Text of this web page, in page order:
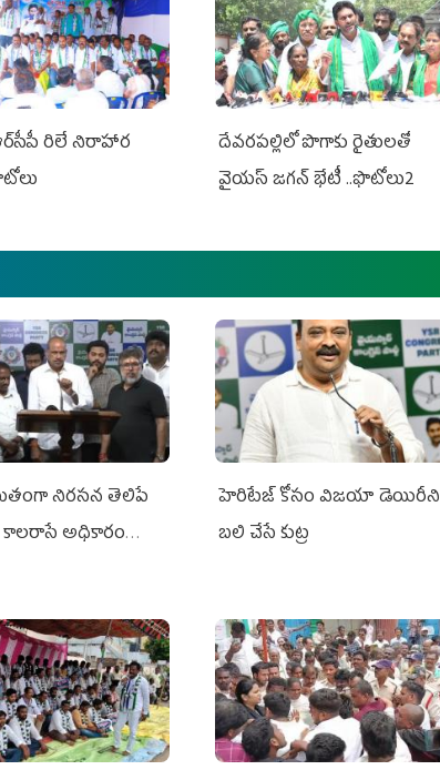
రిలే నిరాహార
దేవరపల్లిలో పొగాకు రైతులతో
వైయస్ జగన్ భేటీ ..ఫొటోలు2
నిరసన తెలిపే
కాలరాసే అధికారం
హెరిటేజ్ కోసం విజయా డెయిరీని
బలి చేసే కుట్ర‌